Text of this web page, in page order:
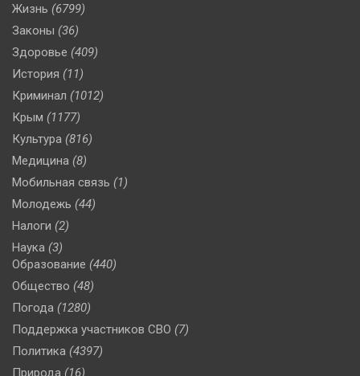
Жизнь (6799)
Законы (36)
Здоровье (409)
История (11)
Криминал (1012)
Крым (1177)
Культура (816)
Медицина (8)
Мобильная связь (1)
Молодежь (44)
Налоги (2)
Наука (3)
Образование (440)
Общество (48)
Погода (1280)
Поддержка участников СВО (7)
Политика (4397)
Природа (16)